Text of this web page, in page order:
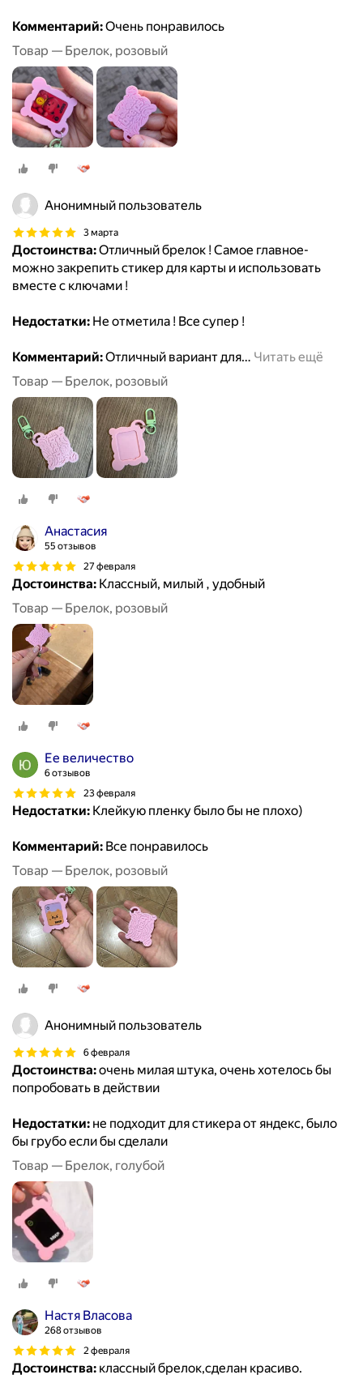
Комментарий:Очень понравилось
Товар — Брелок, розовый
Анонимный пользователь
3 марта
Достоинства:Отличный брелок ! Самое главное-
можно закрепить стикер для карты и использовать
вместе с ключами !
Недостатки: Не отметила ! Все супер !
Комментарий:Отличный вариант для… Читать ещё
Товар — Брелок, розовый
Анастасия
55 отзывов
27 февраля
Достоинства: Классный, милый , удобный
Товар — Брелок, розовый
Ее величество
6 отзывов
23 февраля
Недостатки: Клейкую пленку было бы не плохо)
Комментарий: Все понравилось
Товар — Брелок, розовый
Анонимный пользователь
6 февраля
Достоинства:очень милая штука, очень хотелось бы
попробовать в действии
Недостатки: не подходит для стикера от яндекс, было
бы грубо если бы сделали
Товар — Брелок, голубой
Настя Власова
268 отзывов
2 февраля
Достоинства: классный брелок,сделан красиво.